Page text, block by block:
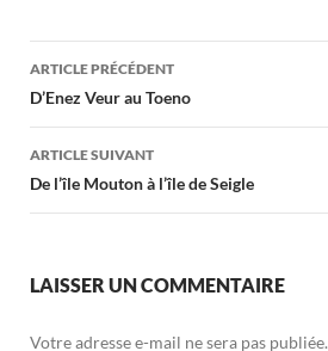
Navigation
des
articles
ARTICLE PRÉCÉDENT
D’Enez Veur au Toeno
ARTICLE SUIVANT
De l’île Mouton à l’île de Seigle
LAISSER UN COMMENTAIRE
Votre adresse e-mail ne sera pas publiée.